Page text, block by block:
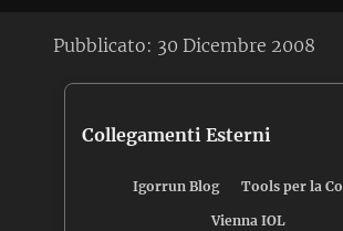
Pubblicato: 30 Dicembre 2008
Collegamenti Esterni
Igorrun Blog Tools per la
Vienna IOL